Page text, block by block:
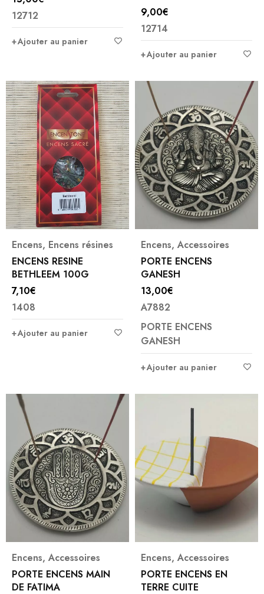
12712
Ajouter au panier
ALUMINIUM
9,00€
12714
Ajouter au panier
Encens, Encens résines
ENCENS RESINE
BETHLEEM 100G
7,10€
1408
Ajouter au panier
Encens, Accessoires
PORTE ENCENS
GANESH
13,00€
A7882
PORTE ENCENS
GANESH
Ajouter au panier
Encens, Accessoires
PORTE ENCENS MAIN
DE FATIMA
Encens, Accessoires
PORTE ENCENS EN
TERRE CUITE